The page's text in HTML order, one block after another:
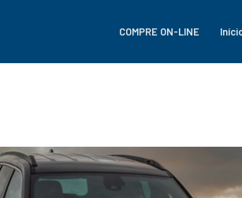
COMPRE ON-LINE